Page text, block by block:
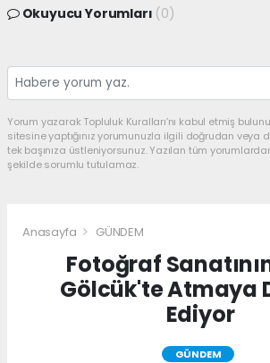
Okuyucu Yorumları (0)
Yorum yazarak Topluluk Kuralları’nı kabul etmiş
sitesine yaptığınız yorumunuzla ilgili doğrudan veya
tek başınıza üstleniyorsunuz. Yazılan tüm
şekilde sorumlu tutulamaz.
Anasayfa GÜNDEM
Fotoğraf
Gölcük'te Atmaya
Ediyor
GÜNDEM